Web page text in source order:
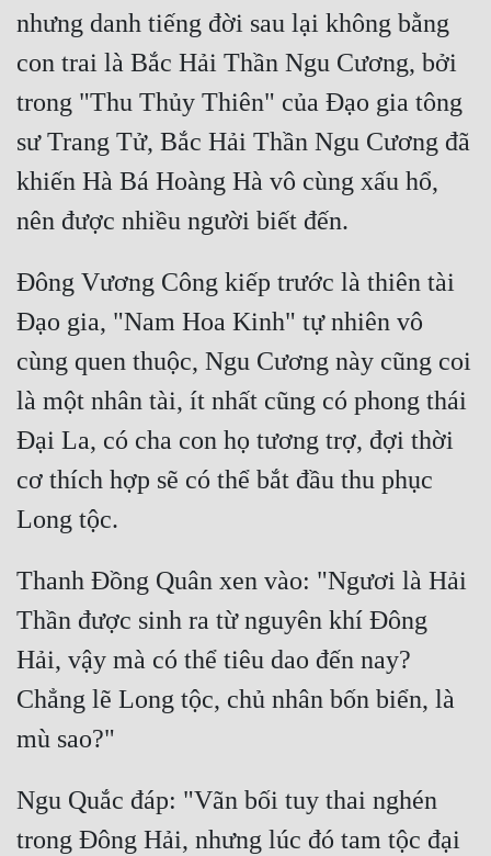
nhưng danh tiếng đời sau lại không bằng
con trai là Bắc Hải Thần Ngu Cương, bởi
trong "Thu Thủy Thiên" của Đạo gia tông
sư Trang Tử, Bắc Hải Thần Ngu Cương đã
khiến Hà Bá Hoàng Hà vô cùng xấu hổ,
Đông Vương Công kiếp trước là thiên tài
Đạo gia, "Nam Hoa Kinh" tự nhiên vô
cùng quen thuộc, Ngu Cương này cũng coi
là một nhân tài, ít nhất cũng có phong thái
Đại La, có cha con họ tương trợ, đợi thời
cơ thích hợp sẽ có thể bắt đầu thu phục
Thanh Đồng Quân xen vào: "Ngươi là Hải
Thần được sinh ra từ nguyên khí Đông
Hải, vậy mà có thể tiêu dao đến nay?
Chẳng lẽ Long tộc, chủ nhân bốn biển, là
Ngu Quắc đáp: "Vãn bối tuy thai nghén
trong Đông Hải, nhưng lúc đó tam tộc đại